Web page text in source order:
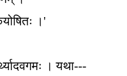
। '
। यथा---